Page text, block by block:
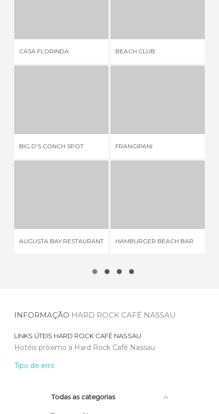
CASA FLORINDA BEACH CLUB
BIG D'S CONCH SPOT FRANGIPANI
AUGUSTA BAY RESTAURANT HAMBURGER BEACH BAR
INFORMAÇÃO HARD ROCK CAFÉ NASSAU
LINKS ÚTEIS HARD ROCK CAFÉ NASSAU
Hotéis próximo a Hard Rock Café Nassau
Tipo de erro
Todas as categorias